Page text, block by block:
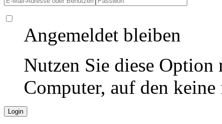
Angemeldet bleiben
Nutzen Sie diese
Computer, auf den